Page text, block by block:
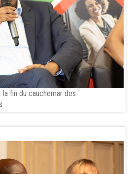
la fin du cauchemar des